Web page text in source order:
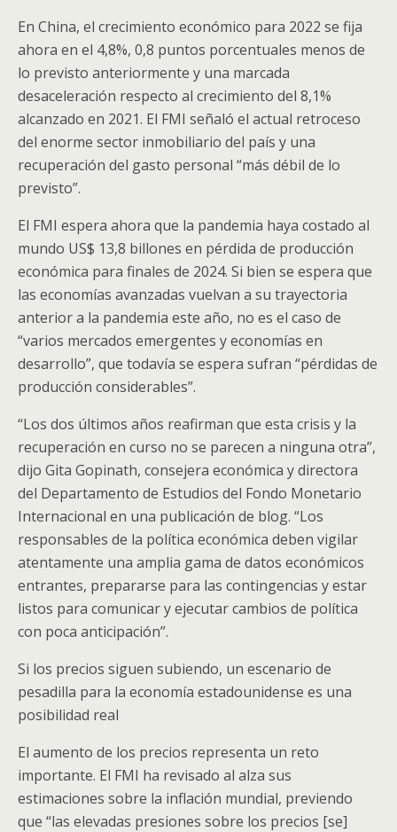
En China, el crecimiento económico para 2022 se fija
ahora en el 4,8%, 0,8 puntos porcentuales menos de
lo previsto anteriormente y una marcada
desaceleración respecto al crecimiento del 8,1%
alcanzado en 2021. El FMI señaló el actual retroceso
del enorme sector inmobiliario del país y una
recuperación del gasto personal “más débil de lo
previsto”.
El FMI espera ahora que la pandemia haya costado al
mundo US$ 13,8 billones en pérdida de producción
económica para finales de 2024. Si bien se espera que
las economías avanzadas vuelvan a su trayectoria
anterior a la pandemia este año, no es el caso de
“varios mercados emergentes y economías en
desarrollo”, que todavía se espera sufran “pérdidas de
producción considerables”.
“Los dos últimos años reafirman que esta crisis y la
recuperación en curso no se parecen a ninguna otra”,
dijo Gita Gopinath, consejera económica y directora
del Departamento de Estudios del Fondo Monetario
Internacional en una publicación de blog. “Los
responsables de la política económica deben vigilar
atentamente una amplia gama de datos económicos
entrantes, prepararse para las contingencias y estar
listos para comunicar y ejecutar cambios de política
con poca anticipación”.
Si los precios siguen subiendo, un escenario de
pesadilla para la economía estadounidense es una
posibilidad real
El aumento de los precios representa un reto
importante. El FMI ha revisado al alza sus
estimaciones sobre la inflación mundial, previendo
que “las elevadas presiones sobre los precios [se]